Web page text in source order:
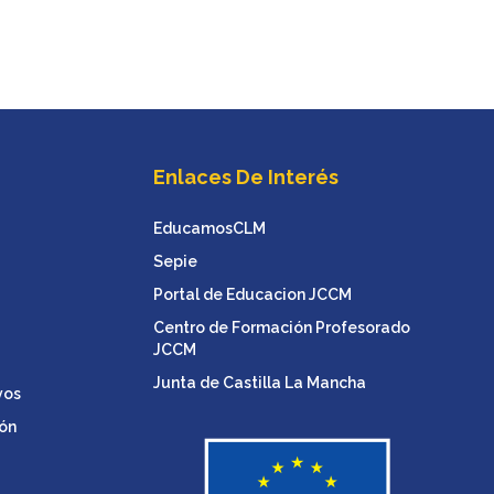
Enlaces De Interés
EducamosCLM
Sepie
Portal de Educacion JCCM
Centro de Formación Profesorado
JCCM
Junta de Castilla La Mancha